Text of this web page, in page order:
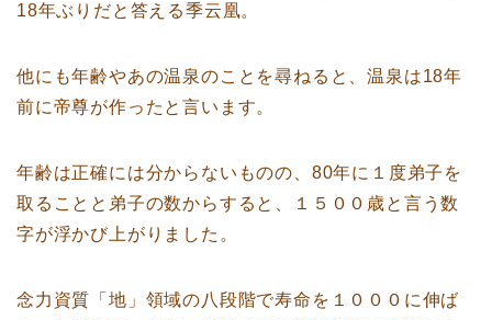
18年ぶりだと答える季云凰。
他にも年齢やあの温泉のことを尋ねると、温泉は18年
前に帝尊が作ったと言います。
年齢は正確には分からないものの、80年に１度弟子を
取ることと弟子の数からすると、１５００歳と言う数
字が浮かび上がりました。
念力資質「地」領域の八段階で寿命を１０００に伸ば